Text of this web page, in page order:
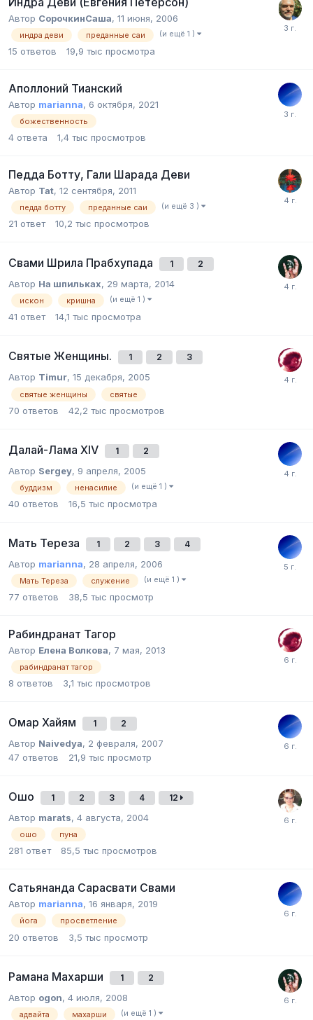
Автор СорочкинСаша, 11 июня, 2006
индра деви преданные саи (и ещё 1 )
15 ответов 19,9 тыс просмотра
Аполлоний Тианский
Автор marianna, 6 октября, 2021
божественность
4 ответа 1,4 тыс просмотров
Педда Ботту, Гали Шарада Деви
Автор Tat, 12 сентября, 2011
педда ботту преданные саи (и ещё 3 )
21 ответ 10,2 тыс просмотров
Свами Шрила Прабхупада 1 2
Автор На шпильках, 29 марта, 2014
искон кришна (и ещё 1 )
41 ответ 14,1 тыс просмотра
Святые Женщины. 1 2 3
Автор Timur, 15 декабря, 2005
святые женщины святые
70 ответов 42,2 тыс просмотров
Далай-Лама XIV 1 2
Автор Sergey, 9 апреля, 2005
буддизм ненасилие (и ещё 1 )
40 ответов 16,5 тыс просмотра
Мать Тереза 1 2 3 4
Автор marianna, 28 апреля, 2006
Мать Тереза служение (и ещё 1 )
77 ответов 38,5 тыс просмотр
Рабиндранат Тагор
Автор Елена Волкова, 7 мая, 2013
рабиндранат тагор
8 ответов 3,1 тыс просмотров
Омар Хайям 1 2
Автор Naivedya, 2 февраля, 2007
47 ответов 21,9 тыс просмотр
Ошо 1 2 3 4 12
Автор marats, 4 августа, 2004
ошо пуна
281 ответ 85,5 тыс просмотров
Сатьянанда Сарасвати Свами
Автор marianna, 16 января, 2019
йога просветление
20 ответов 3,5 тыс просмотр
Рамана Махарши 1 2
Автор ogon, 4 июля, 2008
адвайта махарши (и ещё 1 )